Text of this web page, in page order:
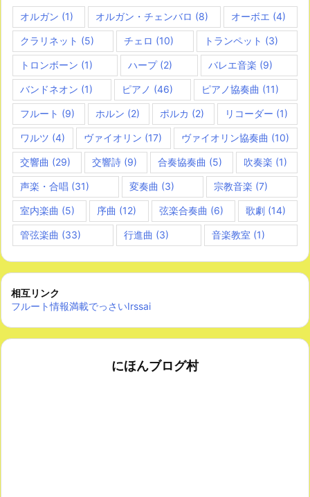
オルガン (1) オルガン・チェンバロ (8) オーボエ (4)
クラリネット (5) チェロ (10) トランペット (3)
トロンボーン (1) ハープ(2) バレエ音楽 (9)
バンドネオン (1) ピアノ (46) ピアノ協奏曲 (11)
フルート (9) ホルン (2) ポルカ (2) リコーダー (1)
ワルツ (4) ヴァイオリン (17) ヴァイオリン協奏曲 (10)
交響曲 (29) 交響詩(9) 合奏協奏曲 (5) 吹奏楽 (1)
声楽・合唱 (31) 変奏曲 (3) 宗教音楽 (7)
室内楽曲 (5) 序曲 (12) 弦楽合奏曲 (6) 歌劇(14)
管弦楽曲 (33) 行進曲 (3) 音楽教室 (1)
相互リンク
フルート情報満載でっさいIrssai
にほんブログ村